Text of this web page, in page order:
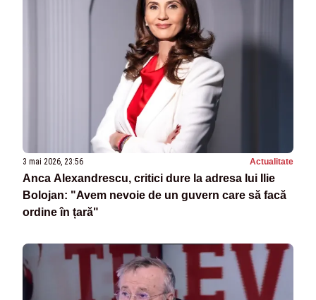
3 mai 2026, 23:56 Actualitate
Anca Alexandrescu, critici dure la adresa lui Ilie
Bolojan: "Avem nevoie de un guvern care să facă
ordine în țară"